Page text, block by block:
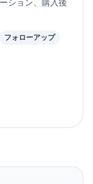
ション、購入後
フォローアップ